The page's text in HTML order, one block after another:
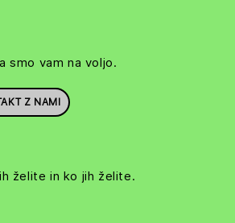
smo vam na voljo.
Z NAMI
želite in ko jih želite.